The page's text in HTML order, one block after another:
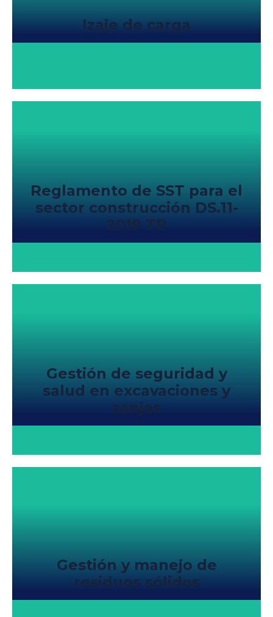
Izaje de carga
Reglamento de SST para el
sector construcción DS.11-
2019 TR
Gestión de seguridad y
salud en excavaciones y
zanjas
Gestión y manejo de
residuos sólidos